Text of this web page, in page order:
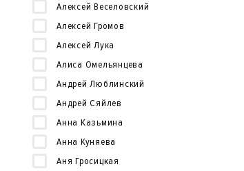
Алексей Веселовский
Алексей Громов
Алексей Лука
Алиса Омельянцева
Андрей Люблинский
Андрей Сяйлев
Анна Казьмина
Анна Куняева
Аня Гросицкая